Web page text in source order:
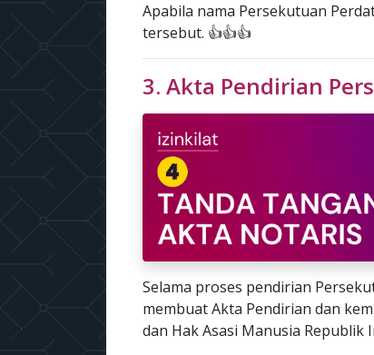
Apabila nama Persekutuan
tersebut. 👍👍👍
3. Akta Pendirian
Selama proses pendirian
membuat Akta Pendirian dan
dan Hak Asasi Manusia Republik